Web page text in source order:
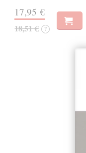
17,95 €
18,51 € ?